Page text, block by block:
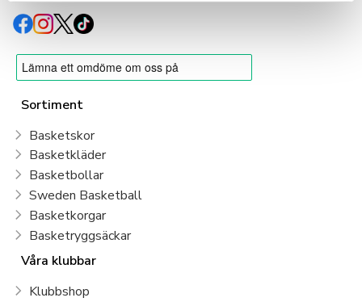
Sortiment
Basketskor
Basketkläder
Basketbollar
Sweden Basketball
Basketkorgar
Basketryggsäckar
Våra klubbar
Klubbshop